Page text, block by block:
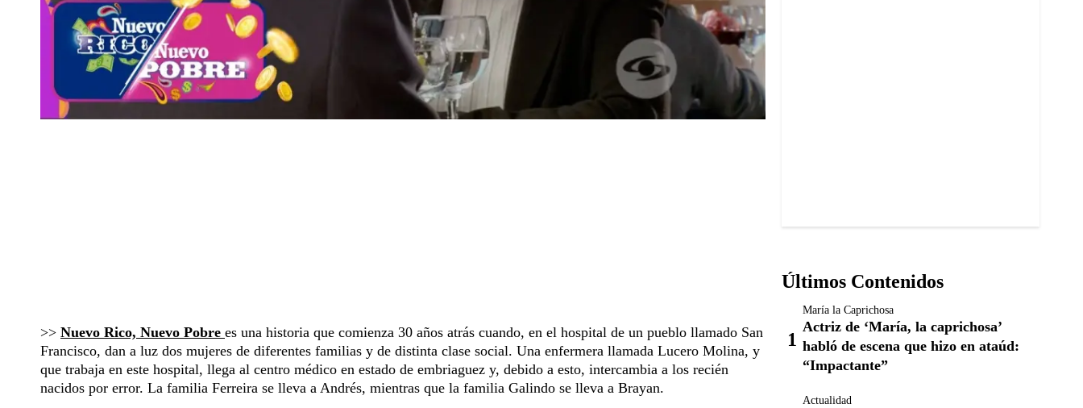
>> Nuevo Rico, Nuevo Pobre es una historia que comienza 30 años atrás cuando, en el hospital de un pueblo llamado San
Francisco, dan a luz dos mujeres de diferentes familias y de distinta clase social. Una enfermera llamada Lucero Molina, y
que trabaja en este hospital, llega al centro médico en estado de embriaguez y, debido a esto, intercambia a los recién
nacidos por error. La familia Ferreira se lleva a Andrés, mientras que la familia Galindo se lleva a Brayan.
Últimos Contenidos
María la Caprichosa
Actriz de ‘María, la caprichosa’
habló de escena que hizo en ataúd:
“Impactante”
Actualidad